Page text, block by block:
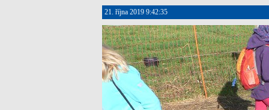
21. října 2019 9:42:35